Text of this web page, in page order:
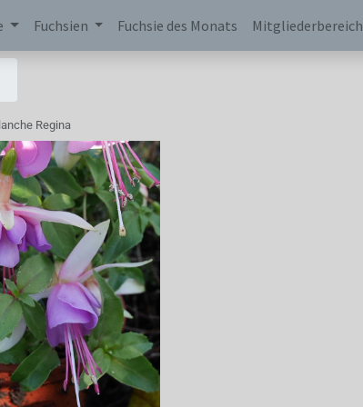
Fuchsien Fuchsie des Monats Mitgliederbereich
Regina